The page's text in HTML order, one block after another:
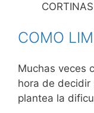
CORTINAS
COMO
Muchas veces
hora de decidir
plantea la